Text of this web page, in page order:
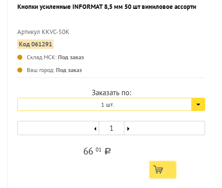
Кнопки усиленные INFORMAT 8,5 мм 50 шт виниловое ассорти
Артикул KKVC-50K
Код 061291
Склад МСК: Под заказ
Ваш город: Под заказ
Заказать по:
1 шт.
6601 a